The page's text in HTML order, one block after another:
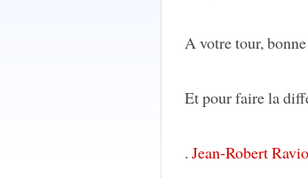
A votre tour,
Et pour faire la
. Jean-Robert